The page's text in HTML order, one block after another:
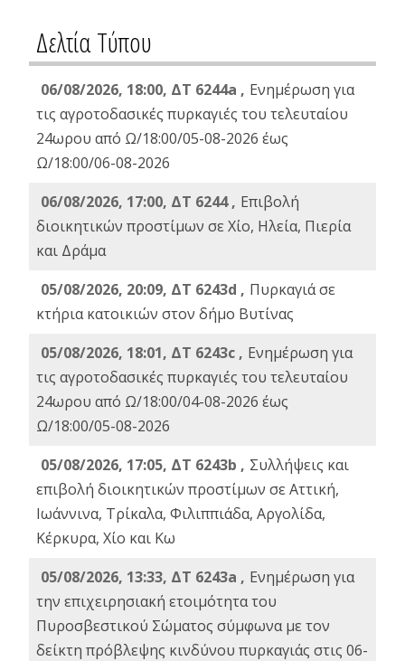
Δελτία Τύπου
06/08/2026, 18:00, ΔΤ 6244a , Ενημέρωση για
τις αγροτοδασικές πυρκαγιές του τελευταίου
24ωρου από Ω/18:00/05-08-2026 έως
Ω/18:00/06-08-2026
06/08/2026, 17:00, ΔΤ 6244 , Επιβολή
διοικητικών προστίμων σε Χίο, Ηλεία, Πιερία
και Δράμα
05/08/2026, 20:09, ΔΤ 6243d , Πυρκαγιά σε
κτήρια κατοικιών στον δήμο Βυτίνας
05/08/2026, 18:01, ΔΤ 6243c , Ενημέρωση για
τις αγροτοδασικές πυρκαγιές του τελευταίου
24ωρου από Ω/18:00/04-08-2026 έως
Ω/18:00/05-08-2026
05/08/2026, 17:05, ΔΤ 6243b , Συλλήψεις και
επιβολή διοικητικών προστίμων σε Αττική,
Ιωάννινα, Τρίκαλα, Φιλιππιάδα, Αργολίδα,
Κέρκυρα, Χίο και Κω
05/08/2026, 13:33, ΔΤ 6243a , Ενημέρωση για
την επιχειρησιακή ετοιμότητα του
Πυροσβεστικού Σώματος σύμφωνα με τον
δείκτη πρόβλεψης κινδύνου πυρκαγιάς στις 06-